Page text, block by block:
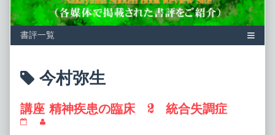
Posts
tagged
今村弥生
講座 精神疾患の臨床 2 統合失調症